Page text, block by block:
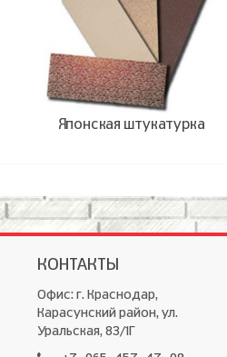
Японская штукатурка
КОНТАКТЫ
Офис: г. Краснодар,
Карасунский район, ул.
Уральская, 83/1Г